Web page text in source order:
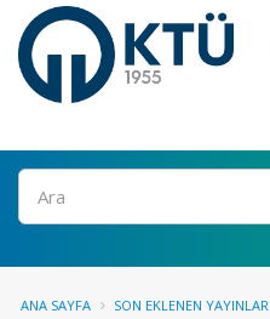
Ara
ANA SAYFA SON EKLENEN YAYINLAR